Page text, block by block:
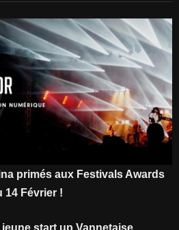
primés aux Festivals Awards
14 Février !
jeune start up Vannetaise